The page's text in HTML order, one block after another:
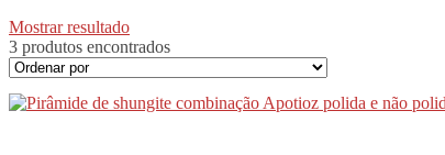
Mostrar resultado
3 produtos encontrados